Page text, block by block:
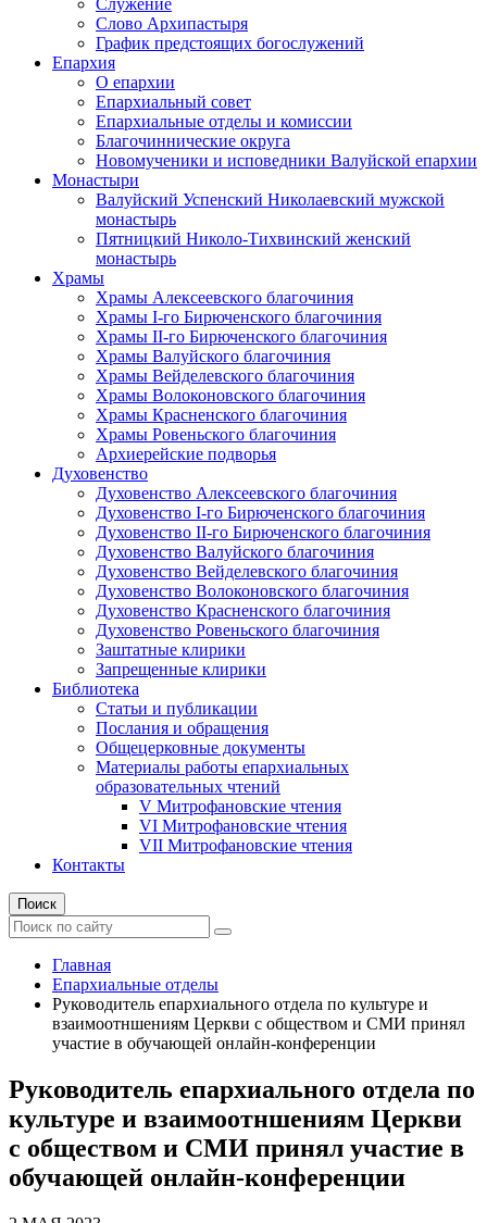
Слово Архипастыря
График предстоящих богослужений
Епархия
О епархии
Епархиальный совет
Епархиальные отделы и комиссии
Благочиннические округа
Новомученики и исповедники Валуйской епархии
Монастыри
Валуйский Успенский Николаевский мужской
монастырь
Пятницкий Николо-Тихвинский женский
монастырь
Храмы
Храмы Алексеевского благочиния
Храмы I-го Бирюченского благочиния
Храмы II-го Бирюченского благочиния
Храмы Валуйского благочиния
Храмы Вейделевского благочиния
Храмы Волоконовского благочиния
Храмы Красненского благочиния
Храмы Ровеньского благочиния
Архиерейские подворья
Духовенство
Духовенство Алексеевского благочиния
Духовенство I-го Бирюченского благочиния
Духовенство II-го Бирюченского благочиния
Духовенство Валуйского благочиния
Духовенство Вейделевского благочиния
Духовенство Волоконовского благочиния
Духовенство Красненского благочиния
Духовенство Ровеньского благочиния
Заштатные клирики
Запрещенные клирики
Библиотека
Статьи и публикации
Послания и обращения
Общецерковные документы
Материалы работы епархиальных
образовательных чтений
V Митрофановские чтения
VI Митрофановские чтения
VII Митрофановские чтения
Контакты
Поиск
Главная
Епархиальные отделы
Руководитель епархиального отдела по культуре и
взаимоотншениям Церкви с обществом и СМИ принял
участие в обучающей онлайн-конференции
Руководитель епархиального отдела по
культуре и взаимоотншениям Церкви
с обществом и СМИ принял участие в
обучающей онлайн-конференции